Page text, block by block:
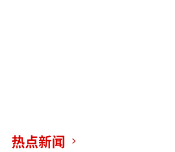
热点新闻